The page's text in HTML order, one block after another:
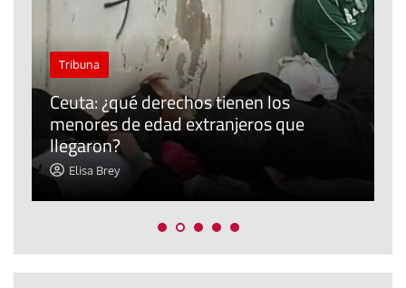
Tribuna
Ceuta: ¿qué derechos tienen los
menores de edad extranjeros que
llegaron?
Elisa Brey